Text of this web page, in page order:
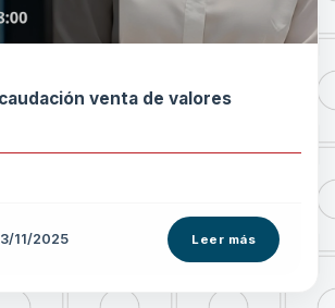
venta de valores
11/2025 Leer más